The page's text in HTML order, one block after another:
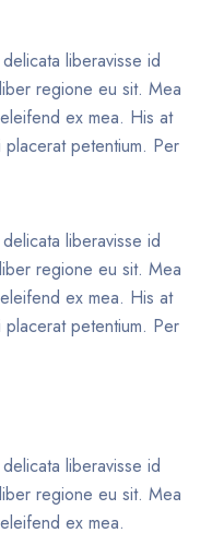
liberavisse id
regione eu sit. Mea
ex mea. His at
petentium. Per
liberavisse id
regione eu sit. Mea
ex mea. His at
petentium. Per
liberavisse id
regione eu sit. Mea
ex mea.